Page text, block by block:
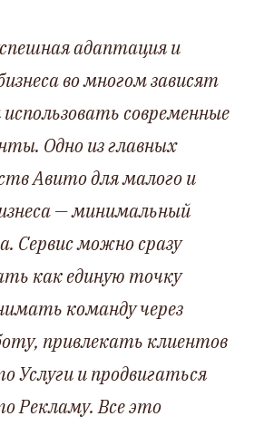
адаптация и
во многом зависят
современные
Одно из главных
Авито для малого и
— минимальный
Сервис можно сразу
как единую точку
команду через
привлекать клиентов
Услуги и продвигаться
Рекламу. Все это